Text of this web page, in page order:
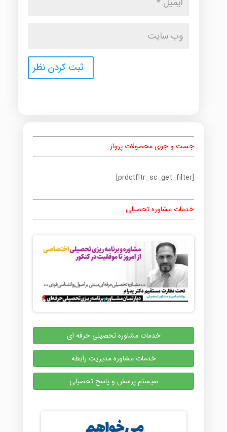
جست و جوی محصولات پرواز
[prdctfltr_sc_get_filter]
خدمات مشاوره تحصیلی
خدمات مشاوره تحصیلی حرفه ای
خدمات مشاوره مدیریت رابطه
سیستم پرسش و پاسخ تحصیلی